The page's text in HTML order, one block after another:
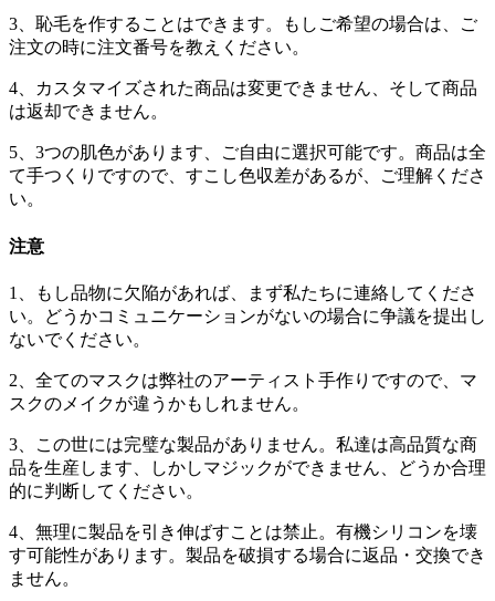
3、恥毛を作することはできます。もしご希望の場合は、ご
注文の時に注文番号を教えください。
4、カスタマイズされた商品は変更できません、そして商品
は返却できません。
5、3つの肌色があります、ご自由に選択可能です。商品は全
て手つくりですので、すこし色収差があるが、ご理解くださ
い。
注意
1、もし品物に欠陥があれば、まず私たちに連絡してくださ
い。どうかコミュニケーションがないの場合に争議を提出し
ないでください。
2、全てのマスクは弊社のアーティスト手作りですので、マ
スクのメイクが違うかもしれません。
3、この世には完璧な製品がありません。私達は高品質な商
品を生産します、しかしマジックができません、どうか合理
的に判断してください。
4、無理に製品を引き伸ばすことは禁止。有機シリコンを壊
す可能性があります。製品を破損する場合に返品・交換でき
ません。